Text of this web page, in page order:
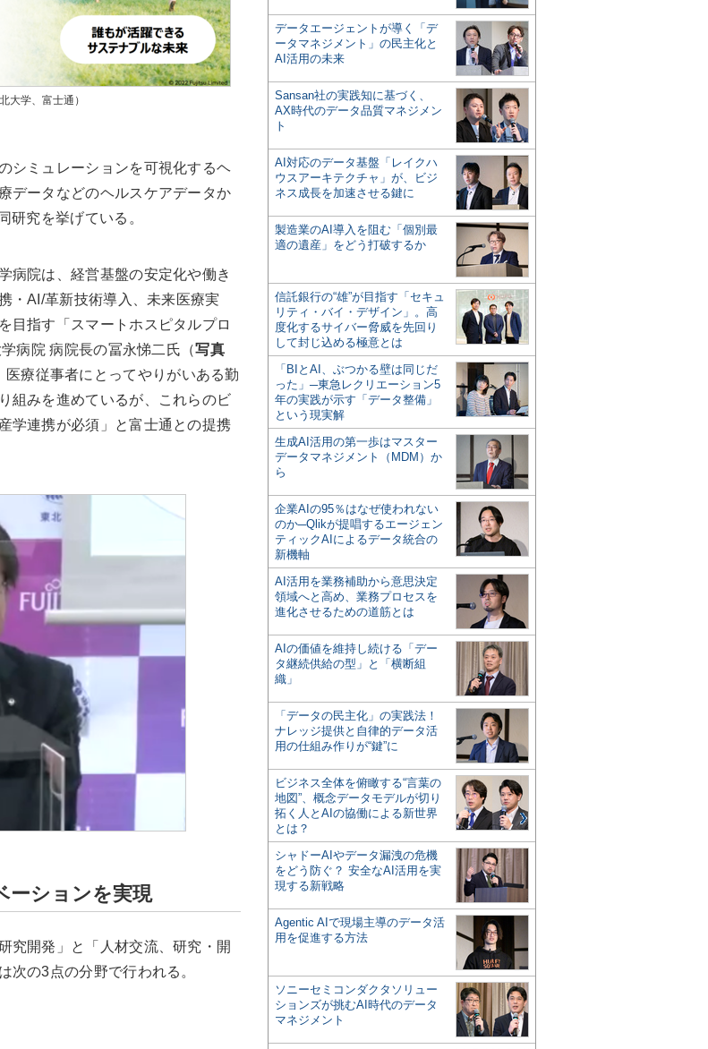
大学、富士通）
シミュレーションを可視化するヘ
データなどのヘルスケアデータか
研究を挙げている。
病院は、経営基盤の安定化や働き
・AI/革新技術導入、未来医療実
目指す「スマートホスピタルプロ
病院 病院長の冨永悌二氏（写真
療従事者にとってやりがいある勤
組みを進めているが、これらのビ
学連携が必須」と富士通との提携
ーションを実現
究開発」と「人材交流、研究・開
次の3点の分野で行われる。
データエージェントが導く「デ
ータマネジメント」の民主化と
AI活用の未来
Sansan社の実践知に基づく、
AX時代のデータ品質マネジメン
ト
AI対応のデータ基盤「レイクハ
ウスアーキテクチャ」が、ビジ
ネス成長を加速させる鍵に
製造業のAI導入を阻む「個別最
適の遺産」をどう打破するか
信託銀行の“雄”が目指す「セキュ
リティ・バイ・デザイン」。高
度化するサイバー脅威を先回り
して封じ込める極意とは
「BIとAI、ぶつかる壁は同じだ
った」─東急レクリエーション5
年の実践が示す「データ整備」
という現実解
生成AI活用の第一歩はマスター
データマネジメント（MDM）か
ら
企業AIの95％はなぜ使われない
のか─Qlikが提唱するエージェン
ティックAIによるデータ統合の
新機軸
AI活用を業務補助から意思決定
領域へと高め、業務プロセスを
進化させるための道筋とは
AIの価値を維持し続ける「デー
タ継続供給の型」と「横断組
織」
「データの民主化」の実践法！
ナレッジ提供と自律的データ活
用の仕組み作りが“鍵”に
ビジネス全体を俯瞰する“言葉の
地図”、概念データモデルが切り
拓く人とAIの協働による新世界
とは？
シャドーAIやデータ漏洩の危機
をどう防ぐ？ 安全なAI活用を実
現する新戦略
Agentic AIで現場主導のデータ活
用を促進する方法
ソニーセミコンダクタソリュー
ションズが挑むAI時代のデータ
マネジメント